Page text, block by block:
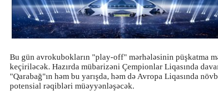
Bu gün avrokubokların "play-off" mərhələsinin püşkatma
keçiriləcək. Hazırda mübarizəni Çempionlar Liqasında
"Qarabağ"ın həm bu yarışda, həm də Avropa Liqasında
potensial rəqibləri müəyyənləşəcək.